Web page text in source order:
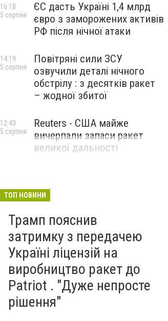
ЄС дасть Україні 1,4 млрд
євро з заморожених активів
РФ після нічної атаки
16:18
5 серпня
Повітряні сили ЗСУ
озвучили деталі нічного
обстрілу : з десятків ракет
– жодної збитої
14:19
5 серпня
Reuters - США майже
вичерпали запаси ракет
великої дальності
12:43
5 серпня
ТОП НОВИНИ
Трамп пояснив
затримку з передачею
Україні ліцензій на
виробництво ракет до
Patriot . "Дуже непросте
рішення"